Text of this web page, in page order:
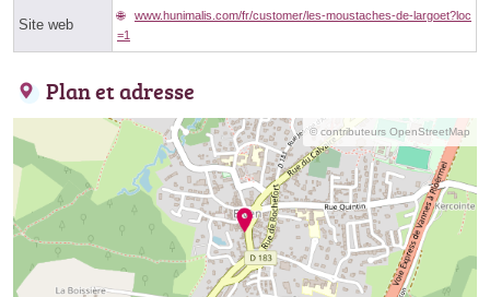
Site web
www.hunimalis.com/fr/customer/les-moustaches-de-largoet?loc
=1
Plan et adresse
© contributeurs OpenStreetMap